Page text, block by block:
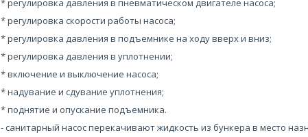
* регулировка давления в пневматическом двигателе насоса;
* регулировка скорости работы насоса;
* регулировка давления в подъемнике на ходу вверх и вниз;
* регулировка давления в уплотнении;
* включение и выключение насоса;
* надувание и сдувание уплотнения;
* поднятие и опускание подъемника.
- санитарный насос перекачивают жидкость из бункера в место